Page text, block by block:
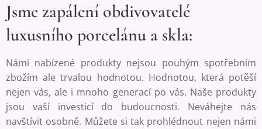
Jsme zapálení obdivovatelé
luxusního porcelánu a skla:
Námi nabízené produkty nejsou pouhým spotřebním
zbožím ale trvalou hodnotou. Hodnotou, která potěší
nejen vás, ale i mnoho generací po vás. Naše produkty
jsou vaší investicí do budoucnosti. Neváhejte nás
navštívit osobně. Můžete si tak prohlédnout nejen námi